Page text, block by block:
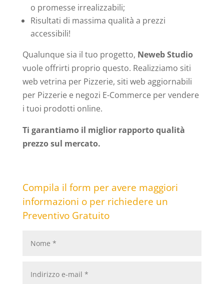
o promesse irrealizzabili;
Risultati di massima qualità a prezzi
accessibili!
Qualunque sia il tuo progetto, Neweb Studio
vuole offrirti proprio questo. Realizziamo siti
web vetrina per Pizzerie, siti web aggiornabili
per Pizzerie e negozi E-Commerce per vendere
i tuoi prodotti online.
Ti garantiamo il miglior rapporto qualità
prezzo sul mercato.
Compila il form per avere maggiori
informazioni o per richiedere un
Preventivo Gratuito